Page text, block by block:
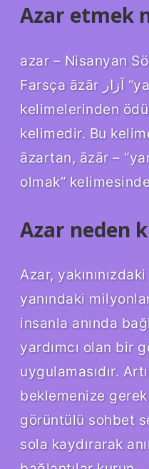
Azar etmek
azar – Nisanyan
Farsça āzār آزار “yaralanma, eziyet, acı”
kelimelerinden
kelimedir. Bu
āzartan, āzār –
olmak”
Azar neden
Azar,
yanındaki
insanla anında
yardımcı olan bir
uygulamasıdır.
beklemenize
görüntülü sohbet
sola kaydırarak